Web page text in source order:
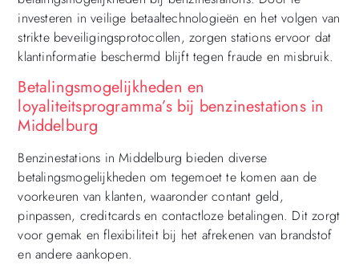
investeren in veilige betaaltechnologieën en het volgen van
strikte beveiligingsprotocollen, zorgen stations ervoor dat
klantinformatie beschermd blijft tegen fraude en misbruik.
Betalingsmogelijkheden en
loyaliteitsprogramma’s bij benzinestations in
Middelburg
Benzinestations in Middelburg bieden diverse
betalingsmogelijkheden om tegemoet te komen aan de
voorkeuren van klanten, waaronder contant geld,
pinpassen, creditcards en contactloze betalingen. Dit zorgt
voor gemak en flexibiliteit bij het afrekenen van brandstof
en andere aankopen.